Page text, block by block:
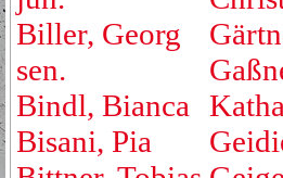
Biller, Georg
sen.
Bindl, Bianca
Bisani, Pia